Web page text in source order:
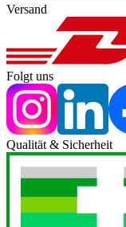
Versand
Folgt uns
Qualität & Sicherheit